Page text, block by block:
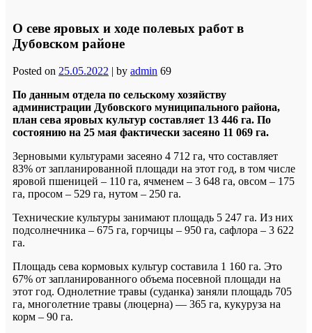
О севе яровых и ходе полевых работ в
Дубовском районе
Posted on 25.05.2022 | by admin 69
По данным отдела по сельскому хозяйству
администрации Дубовского муниципального района,
план сева яровых культур составляет 13 446 га. По
состоянию на 25 мая фактически засеяно 11 069 га.
Зерновыми культурами засеяно 4 712 га, что составляет
83% от запланированной площади на этот год, в том числе
яровой пшеницей – 110 га, ячменем – 3 648 га, овсом – 175
га, просом – 529 га, нутом – 250 га.
Технические культуры занимают площадь 5 247 га. Из них
подсолнечника – 675 га, горчицы – 950 га, сафлора – 3 622
га.
Площадь сева кормовых культур составила 1 160 га. Это
67% от запланированного объема посевной площади на
этот год. Однолетние травы (суданка) заняли площадь 705
га, многолетние травы (люцерна) — 365 га, кукуруза на
корм – 90 га.